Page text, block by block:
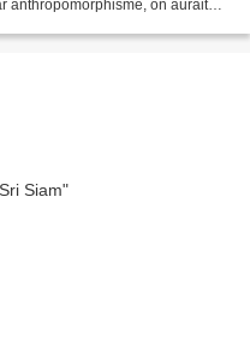
anthropomorphisme, on aurait